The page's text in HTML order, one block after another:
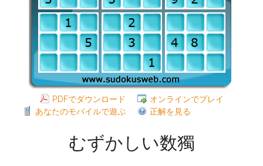
PDFでダウンロード
オンラインでプレイ
あなたのモバイルで遊ぶ
正解を見る
むずかしい数獨